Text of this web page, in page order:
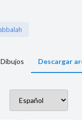
Dibujos Descargar